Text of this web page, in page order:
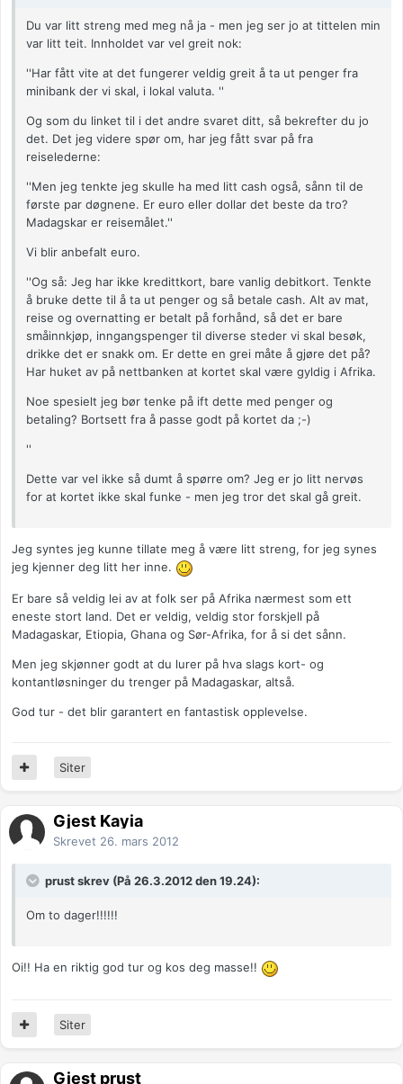
Du var litt streng med meg nå ja - men jeg ser jo at tittelen min
var litt teit. Innholdet var vel greit nok:
''Har fått vite at det fungerer veldig greit å ta ut penger fra
minibank der vi skal, i lokal valuta. ''
Og som du linket til i det andre svaret ditt, så bekrefter du jo
det. Det jeg videre spør om, har jeg fått svar på fra
reiselederne:
''Men jeg tenkte jeg skulle ha med litt cash også, sånn til de
første par døgnene. Er euro eller dollar det beste da tro?
Madagskar er reisemålet.''
Vi blir anbefalt euro.
''Og så: Jeg har ikke kredittkort, bare vanlig debitkort. Tenkte
å bruke dette til å ta ut penger og så betale cash. Alt av mat,
reise og overnatting er betalt på forhånd, så det er bare
småinnkjøp, inngangspenger til diverse steder vi skal besøk,
drikke det er snakk om. Er dette en grei måte å gjøre det på?
Har huket av på nettbanken at kortet skal være gyldig i Afrika.
Noe spesielt jeg bør tenke på ift dette med penger og
betaling? Bortsett fra å passe godt på kortet da ;-)
''
Dette var vel ikke så dumt å spørre om? Jeg er jo litt nervøs
for at kortet ikke skal funke - men jeg tror det skal gå greit.
Jeg syntes jeg kunne tillate meg å være litt streng, for jeg synes
jeg kjenner deg litt her inne.
Er bare så veldig lei av at folk ser på Afrika nærmest som ett
eneste stort land. Det er veldig, veldig stor forskjell på
Madagaskar, Etiopia, Ghana og Sør-Afrika, for å si det sånn.
Men jeg skjønner godt at du lurer på hva slags kort- og
kontantløsninger du trenger på Madagaskar, altså.
God tur - det blir garantert en fantastisk opplevelse.
Siter
Gjest Kayia
Skrevet 26. mars 2012
prust skrev (På 26.3.2012 den 19.24):
Om to dager!!!!!!
Oi!! Ha en riktig god tur og kos deg masse!!
Siter
Gjest prust